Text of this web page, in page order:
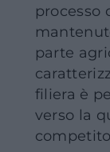
processo
parte
filiera è
verso la